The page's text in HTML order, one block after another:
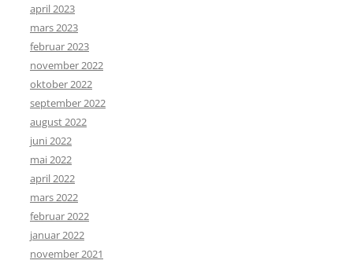
april 2023
mars 2023
februar 2023
november 2022
oktober 2022
september 2022
august 2022
juni 2022
mai 2022
april 2022
mars 2022
februar 2022
januar 2022
november 2021